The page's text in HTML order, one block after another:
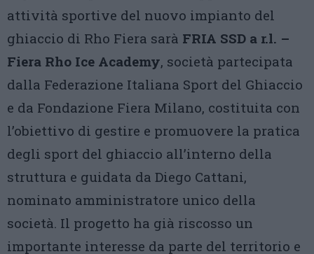
attività sportive del nuovo impianto del
ghiaccio di Rho Fiera sarà FRIA SSD a r.l. –
Fiera Rho Ice Academy, società partecipata
dalla Federazione Italiana Sport del Ghiaccio
e da Fondazione Fiera Milano, costituita con
l’obiettivo di gestire e promuovere la pratica
degli sport del ghiaccio all’interno della
struttura e guidata da Diego Cattani,
nominato amministratore unico della
società. Il progetto ha già riscosso un
importante interesse da parte del territorio e